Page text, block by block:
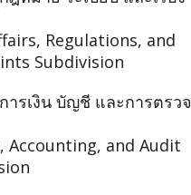
Regulations, and
Subdivision
ารเงิน บัญชี และการตรวจ
Accounting, and Audit